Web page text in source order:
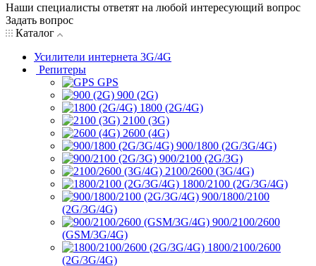
Наши специалисты ответят на любой интересующий вопрос
Задать вопрос
Каталог
Усилители интернета 3G/4G
Репитеры
GPS
900 (2G)
1800 (2G/4G)
2100 (3G)
2600 (4G)
900/1800 (2G/3G/4G)
900/2100 (2G/3G)
2100/2600 (3G/4G)
1800/2100 (2G/3G/4G)
900/1800/2100
(2G/3G/4G)
900/2100/2600
(GSM/3G/4G)
1800/2100/2600
(2G/3G/4G)